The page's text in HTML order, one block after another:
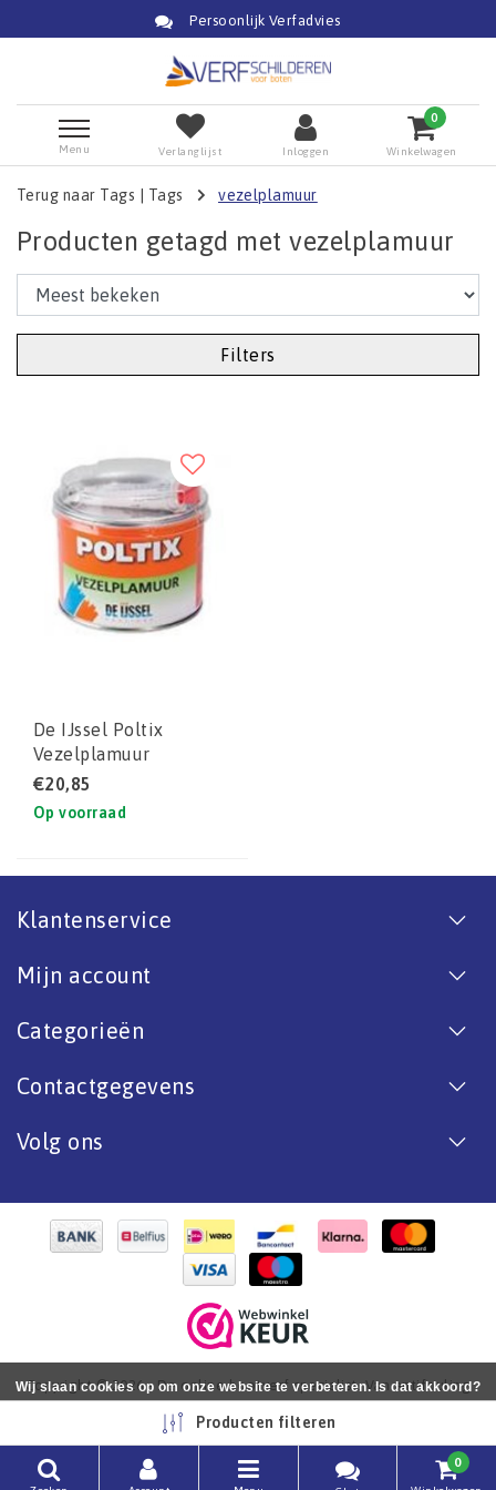
Persoonlijk Verfadvies
Menu Verlanglijst Inloggen
0
Winkelwagen
Terug naar Tags Tags vezelplamuur
Producten getagd met vezelplamuur
Filters
De IJssel Poltix
Vezelplamuur
€20,85
Op voorraad
Klantenservice
Mijn account
Categorieën
Contactgegevens
Volg ons
Copyright © 2026 - De online bootverf specialist. Van antifouling
tot aflak. - All rights reserved - RealizationInStijl Media
Producten filteren
0
Wij slaan cookies op om onze website te verbeteren. Is dat akkoord?
Nee Meer over cookies »